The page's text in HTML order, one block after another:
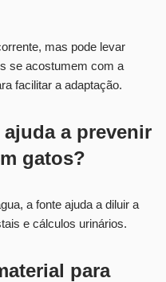
mas pode levar
se acostumem com a
facilitar a adaptação.
a prevenir
gatos?
a fonte ajuda a diluir a
e cálculos urinários.
para